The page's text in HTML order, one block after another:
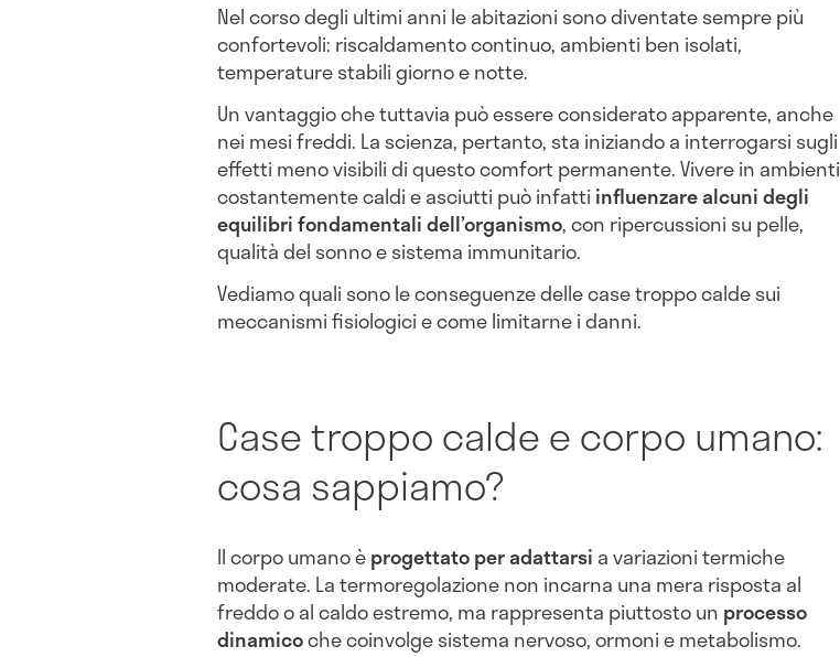
Nel corso degli ultimi anni le abitazioni sono diventate sempre più
confortevoli: riscaldamento continuo, ambienti ben isolati,
temperature stabili giorno e notte.
Un vantaggio che tuttavia può essere considerato apparente, anche
nei mesi freddi. La scienza, pertanto, sta iniziando a interrogarsi sugli
effetti meno visibili di questo comfort permanente. Vivere in ambienti
costantemente caldi e asciutti può infatti influenzare alcuni degli
equilibri fondamentali dell’organismo, con ripercussioni su pelle,
qualità del sonno e sistema immunitario.
Vediamo quali sono le conseguenze delle case troppo calde sui
meccanismi fisiologici e come limitarne i danni.
Case troppo calde e corpo umano:
cosa sappiamo?
Il corpo umano èprogettato per adattarsi a variazioni termiche
moderate. La termoregolazione non incarna una mera risposta al
freddo o al caldo estremo, ma rappresenta piuttosto un processo
dinamicoche coinvolge sistema nervoso, ormoni e metabolismo.